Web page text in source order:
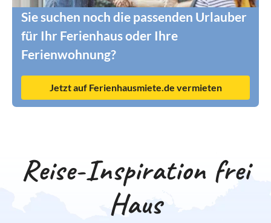
Sie suchen noch die passenden Urlauber
für Ihr Ferienhaus oder Ihre
Ferienwohnung?
Jetzt auf Ferienhausmiete.de vermieten
Reise-Inspiration frei
Haus